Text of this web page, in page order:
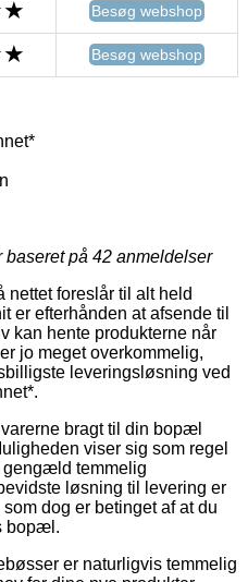
Besøg webshop
Besøg webshop
baseret på 42 anmeldelser
nettet foreslår til alt held
er efterhånden at afsende til
kan hente produkterne når
jo meget overkommelig,
leveringsløsning ved
bragt til din bopæl
viser sig som regel
gengæld temmelig
løsning til levering er
dog er betinget af at du
bopæl.
er naturligvis temmelig